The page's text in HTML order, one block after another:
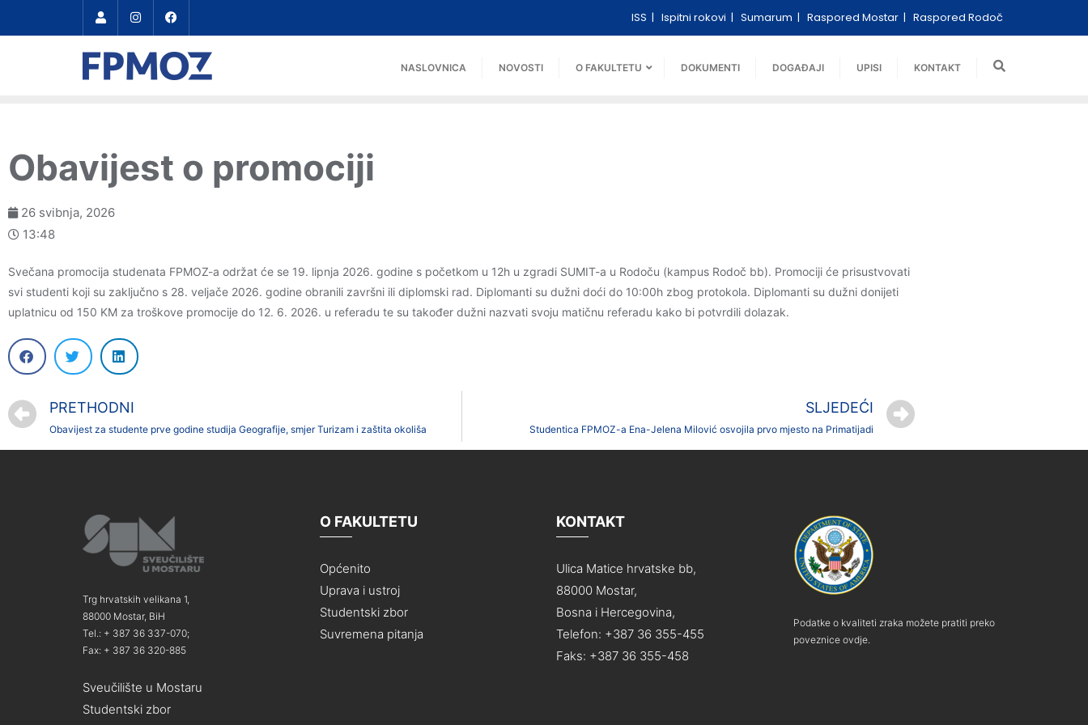
ISS Ispitni rokovi Sumarum Raspored Mostar Raspored Rodoč
NASLOVNICA NOVOSTI O FAKULTETU DOKUMENTI DOGAĐAJI UPISI KONTAKT
Obavijest o promociji
26 svibnja, 2026
13:48
Svečana promocija studenata FPMOZ-a održat će se 19. lipnja 2026. godine s početkom u 12h u zgradi SUMIT-a u Rodoču (kampus Rodoč bb). Promociji će prisustvovati
svi studenti koji su zaključno s 28. veljače 2026. godine obranili završni ili diplomski rad. Diplomanti su dužni doći do 10:00h zbog protokola. Diplomanti su dužni donijeti
uplatnicu od 150 KM za troškove promocije do 12. 6. 2026. u referadu te su također dužni nazvati svoju matičnu referadu kako bi potvrdili dolazak.
PRETHODNI
Obavijest za studente prve godine studija Geografije, smjer Turizam i zaštita okoliša
SLJEDEĆI
Studentica FPMOZ-a Ena-Jelena Milović osvojila prvo mjesto na Primatijadi
Trg hrvatskih velikana 1,
88000 Mostar, BiH
Tel.: + 387 36 337-070;
Fax: + 387 36 320-885
Sveučilište u Mostaru
Studentski zbor
O FAKULTETU
Općenito
Uprava i ustroj
Studentski zbor
Suvremena pitanja
KONTAKT
Ulica Matice hrvatske bb,
88000 Mostar,
Bosna i Hercegovina,
Telefon: +387 36 355-455
Faks: +387 36 355-458
Podatke o kvaliteti zraka možete pratiti preko
poveznice ovdje.